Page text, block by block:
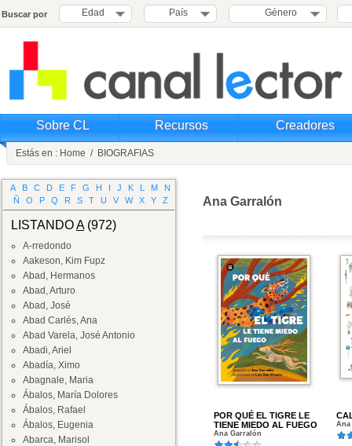
Buscar por Edad País Género
Sobre CL Recursos Creadores
Estás en : Home / BIOGRAFIAS
A B C D E F G H I J K L M
N
Ñ
O P Q R S T U V W X Y Z
LISTANDOA(972)
A-rredondo
Aakeson, Kim Fupz
Abad, Hermanos
Abad, Arturo
Abad, José
Abad Carlés, Ana
Abad Varela, José Antonio
Abadi, Ariel
Abadía, Ximo
Abagnale, Maria
Ábalos, María Dolores
Ábalos, Rafael
Ábalos, Eugenia
Abarca, Marisol
Ana Garralón
POR QUÉ EL TIGRE LE
TIENE MIEDO AL FUEGO
Ana Garralón
Ana